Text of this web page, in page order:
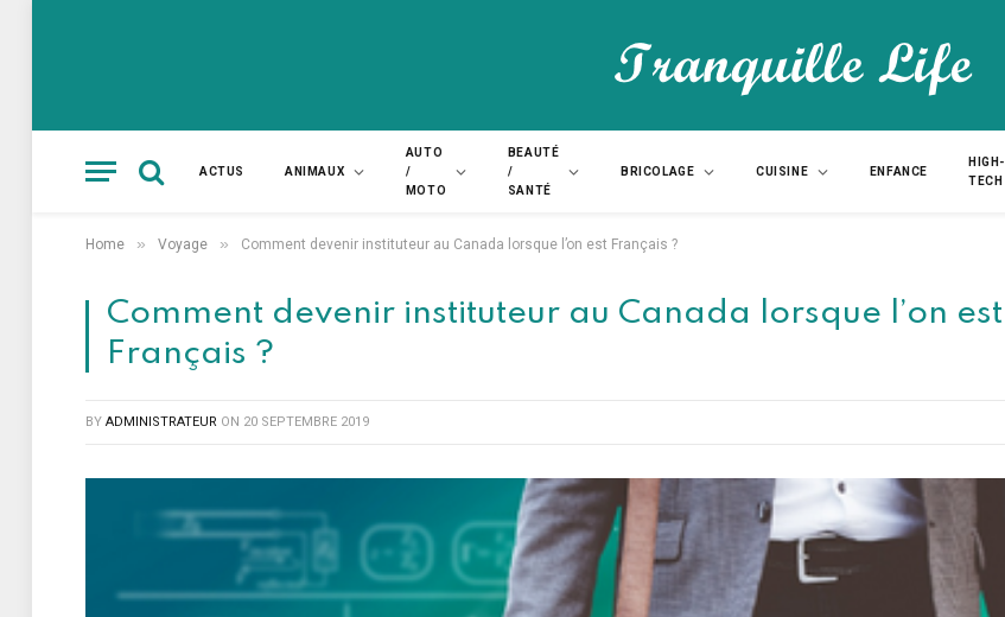
ACTUS ANIMAUX
AUTO
/
MOTO
BEAUTÉ
/
SANTÉ
BRICOLAGE CUISINE ENFANCE
HIGH-
TECH
Home » Voyage » Comment devenir instituteur au Canada lorsque l’on est Français ?
Comment devenir instituteur au Canada lorsque l’on est
Français ?
BY ADMINISTRATEUR ON 20 SEPTEMBRE 2019